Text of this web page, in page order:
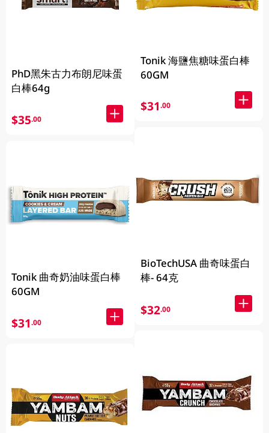
PhD黑朱古力布朗尼味蛋
白棒64g
$35.00
Tonik 曲奇奶油味蛋白棒
60GM
$31.00
Tonik 海鹽焦糖味蛋白棒
60GM
$31.00
BioTechUSA 曲奇味蛋白
棒- 64克
$32.00